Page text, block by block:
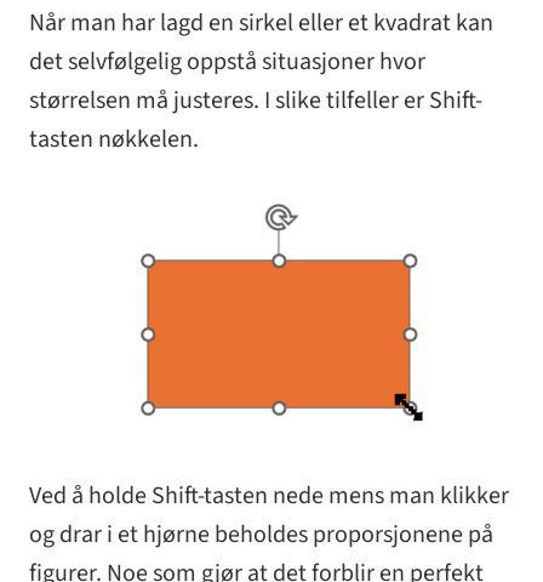
Når man har lagd en sirkel eller et kvadrat kan
det selvfølgelig oppstå situasjoner hvor
størrelsen må justeres. I slike tilfeller er Shift-
tasten nøkkelen.
Ved å holde Shift-tasten nede mens man klikker
og drar i et hjørne beholdes proporsjonene på
figurer. Noe som gjør at det forblir en perfekt